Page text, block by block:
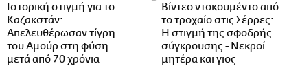
Ιστορική στιγμή για το
Καζακστάν:
Απελευθέρωσαν τίγρη
του Αμούρ στη φύση
μετά από 70 χρόνια
Βίντεο ντοκουμέντο από
το τροχαίο στις Σέρρες:
Η στιγμή της σφοδρής
σύγκρουσης - Νεκροί
μητέρα και γιος